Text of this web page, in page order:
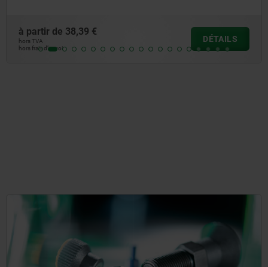
à partir de49,30 €
hors TVA
hors frais d’envoi
DÉTAILS